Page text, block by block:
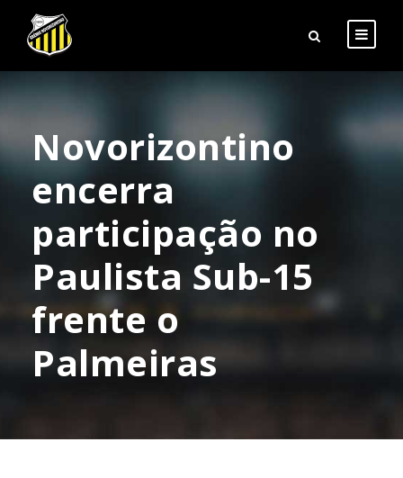
Novorizontino
encerra
participação no
Paulista Sub-15
frente o
Palmeiras